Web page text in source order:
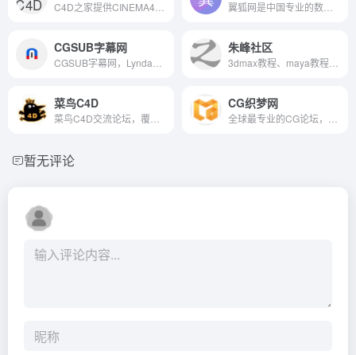
CGSUB字幕网 朱峰社区
菜鸟C4D CG织梦网
暂无评论